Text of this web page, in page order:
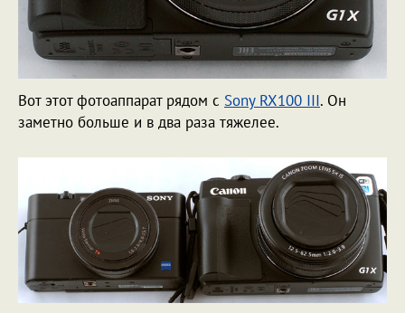
Вот этот фотоаппарат рядом с Sony RX100 III. Он
заметно больше и в два раза тяжелее.